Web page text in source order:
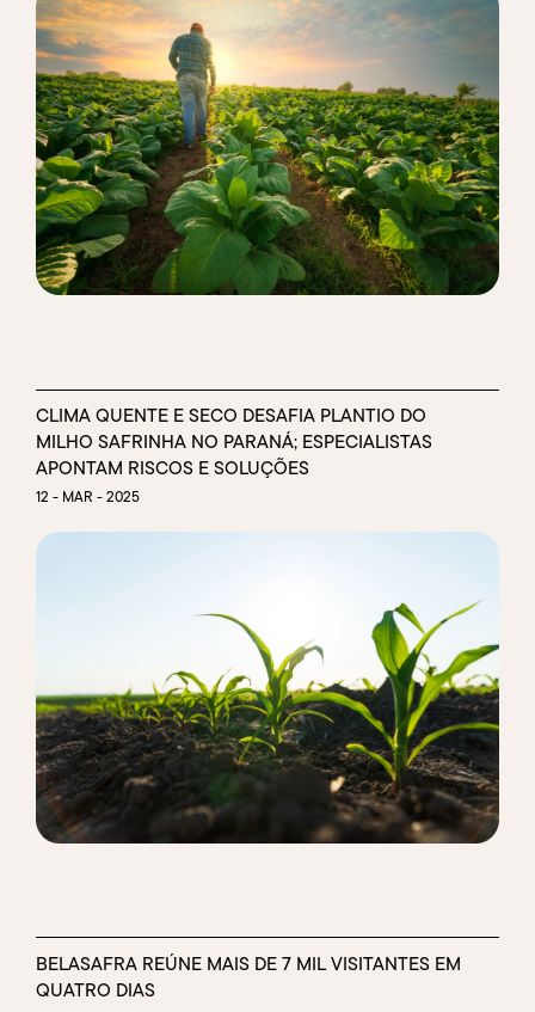
CLIMA QUENTE E SECO DESAFIA PLANTIO DO
MILHO SAFRINHA NO PARANÁ; ESPECIALISTAS
APONTAM RISCOS E SOLUÇÕES
12 - MAR - 2025
BELASAFRA REÚNE MAIS DE 7 MIL VISITANTES EM
QUATRO DIAS